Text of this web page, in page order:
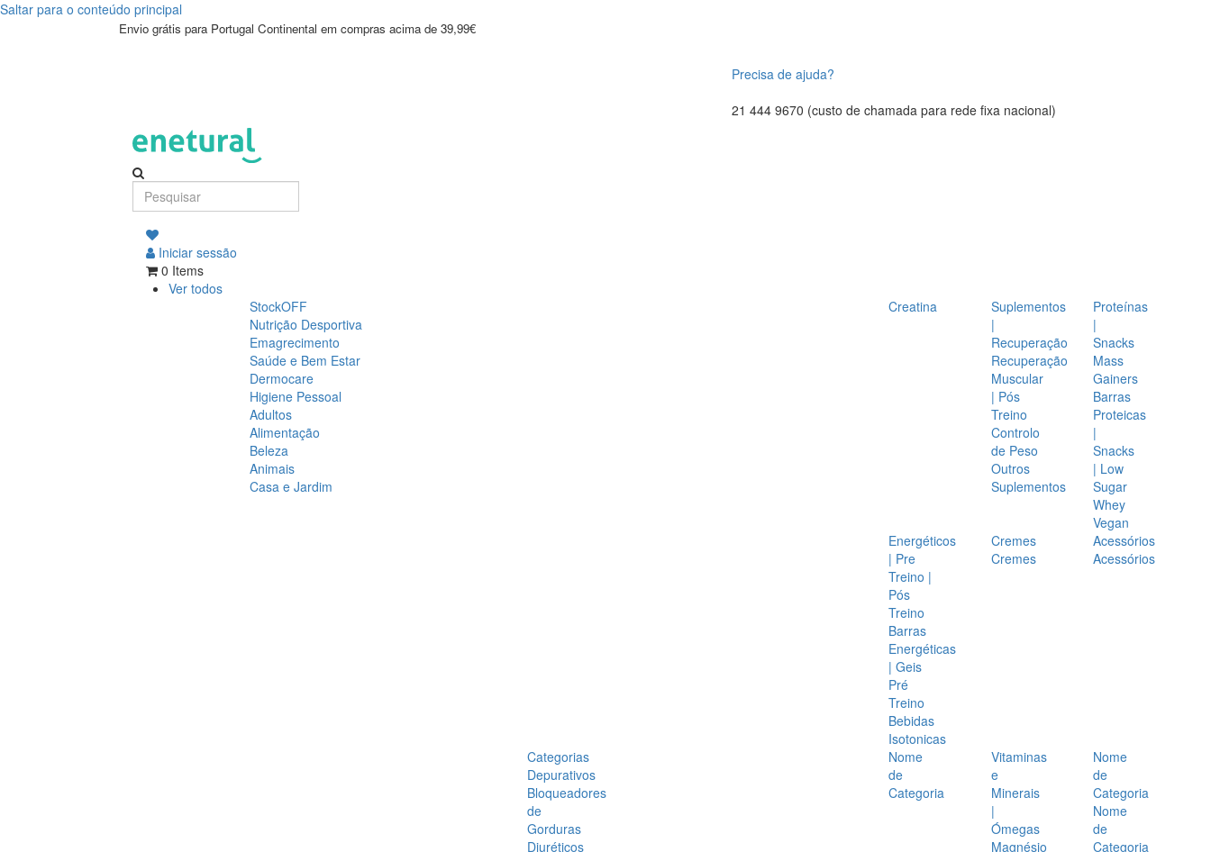
Saltar para o conteúdo principal
Envio grátis para Portugal Continental em compras acima de 39,99€
Precisa de ajuda?
21 444 9670 (custo de chamada para rede fixa nacional)
Iniciar sessão
0 Items
Ver todos
StockOFF
Nutrição Desportiva
Emagrecimento
Saúde e Bem Estar
Dermocare
Higiene Pessoal
Adultos
Alimentação
Beleza
Animais
Casa e Jardim
Creatina
Suplementos
|
Recuperação
Recuperação
Muscular
| Pós
Treino
Controlo
de Peso
Outros
Suplementos
Proteínas
|
Snacks
Mass
Gainers
Barras
Proteicas
|
Snacks
| Low
Sugar
Whey
Vegan
Energéticos
| Pre
Treino |
Pós
Treino
Barras
Energéticas
| Geis
Pré
Treino
Bebidas
Isotonicas
Cremes
Cremes
Acessórios
Acessórios
Categorias
Depurativos
Bloqueadores
de
Gorduras
Diuréticos
Nome
de
Categoria
Vitaminas
e
Minerais
|
Ómegas
Magnésio
Nome
de
Categoria
Nome
de
Categoria